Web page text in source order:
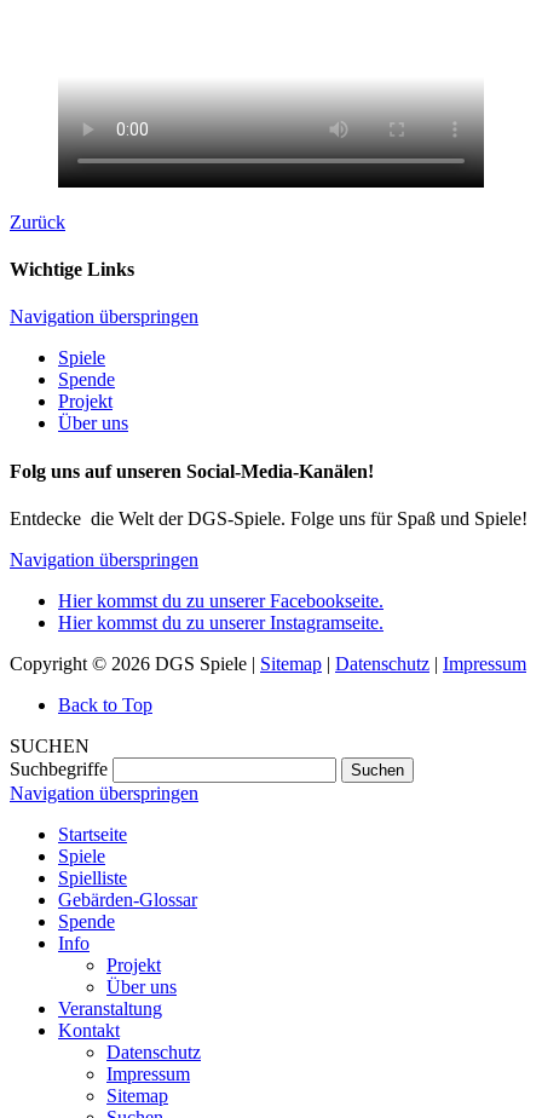
Zurück
Wichtige Links
Navigation überspringen
Spiele
Spende
Projekt
Über uns
Folg uns auf unseren Social-Media-Kanälen!
Entdecke die Welt der DGS-Spiele. Folge uns für Spaß und Spiele!
Navigation überspringen
Hier kommst du zu unserer Facebookseite.
Hier kommst du zu unserer Instagramseite.
Copyright © 2026 DGS Spiele | Sitemap | Datenschutz | Impressum
Back to Top
SUCHEN
Suchbegriffe
Suchen
Navigation überspringen
Startseite
Spiele
Spielliste
Gebärden-Glossar
Spende
Info
Projekt
Über uns
Veranstaltung
Kontakt
Datenschutz
Impressum
Sitemap